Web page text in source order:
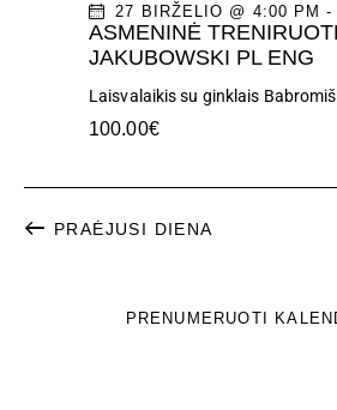
ASMENINĖ
JAKUBOWSKI PL ENG
27 BIRŽELIO @ 4:00 PM -
Laisvalaikis su ginklais
100.00€
PRAĖJUSI DIENA
PRENUMERUOTI